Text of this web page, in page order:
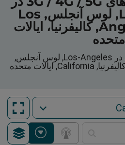
Los-Angeles, لوس آنجلس, Los
Angeles County, کالیفرنیا، ایالات
متحده
شبکه های داده سلولی در Los-Angeles, لوس آنجلس,